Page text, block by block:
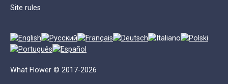
Site rules
What Flower © 2017-2026